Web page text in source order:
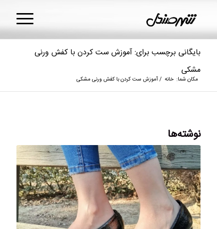
بایگانی برچسب برای: آموزش ست کردن با کفش ورنی
مشکی
مکان شما: خانه /آموزش ست کردن با کفش ورنی مشکی
نوشته‌ها